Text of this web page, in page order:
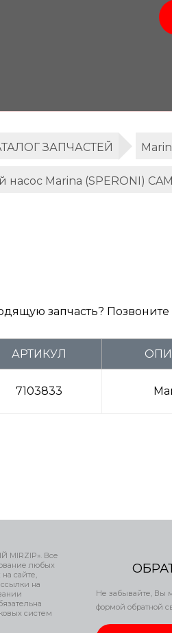
ЗАПЧАСТЕЙ
насос Marina (SPERONI)
запчасть? Позвоните
АРТИКУЛ
7103833
MIRZIP». Все
любых
сайте,
на
систем
Не забывайте, Вы
формой обратной